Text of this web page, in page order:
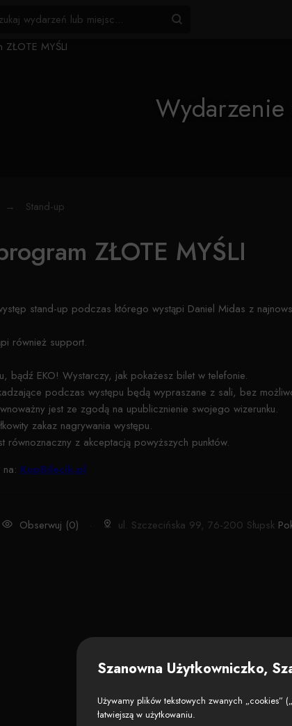
Wydarzenie
→ Stand-up
ZŁOTE MYŚLI
stand-up podczas którego wystąpi Daniel Midas z
również support.
bądź EKO! Wystarczy, jak pokażesz bilet w telefonie.
podczas występu będą wypraszane z sali, bez
jest ze zgodą na upublicznienie swojego wizerunku.
zakaz nagrywania występu.
równoznaczny z akceptacją powyższych punktów.
KupBilecik.pl
Obserwuj (0) · ul. Szczecińska 99, 76-200 Słupsk
Szanowna Użytkowniczko,
Używamy plików tekstowych zwanych „cookies”
łatwiejszą w użytkowaniu.